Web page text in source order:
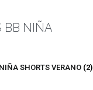
BB NIÑA
SHORTS VERANO (2)